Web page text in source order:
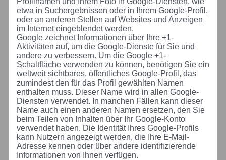
etwa in Suchergebnissen oder in Ihrem Google-Profil,
oder an anderen Stellen auf Websites und Anzeigen
im Internet eingeblendet werden.
Google zeichnet Informationen über Ihre +1-
Aktivitäten auf, um die Google-Dienste für Sie und
andere zu verbessern. Um die Google +1-
Schaltfläche verwenden zu können, benötigen Sie ein
weltweit sichtbares, öffentliches Google-Profil, das
zumindest den für das Profil gewählten Namen
enthalten muss. Dieser Name wird in allen Google-
Diensten verwendet. In manchen Fällen kann dieser
Name auch einen anderen Namen ersetzen, den Sie
beim Teilen von Inhalten über Ihr Google-Konto
verwendet haben. Die Identität Ihres Google-Profils
kann Nutzern angezeigt werden, die Ihre E-Mail-
Adresse kennen oder über andere identifizierende
Informationen von Ihnen verfügen.